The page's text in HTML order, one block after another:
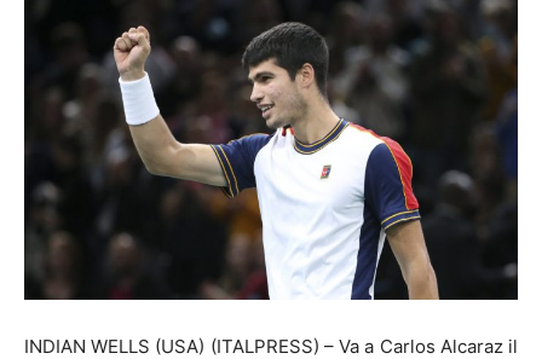
INDIAN WELLS (USA) (ITALPRESS) – Va a Carlos Alcaraz il